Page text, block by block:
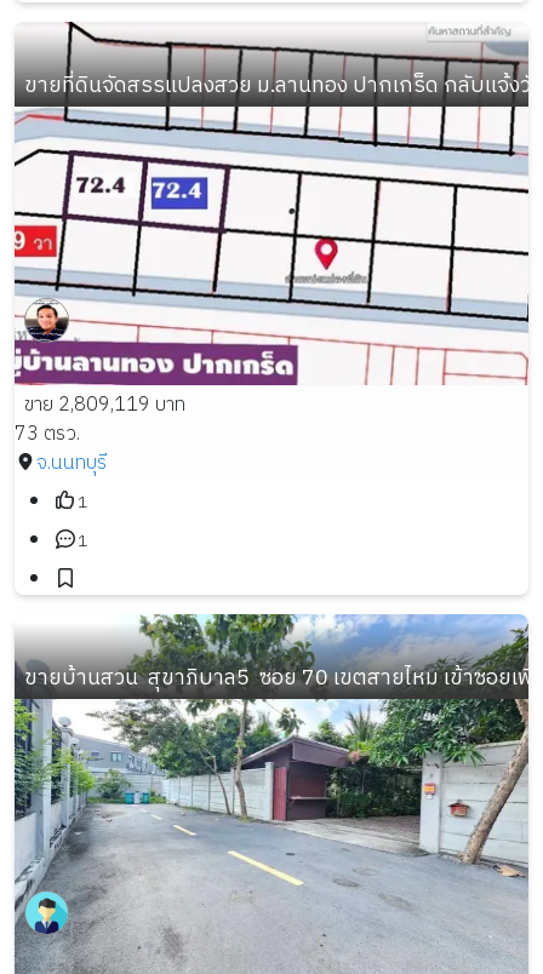
ขายที่ดินจัดสรรแปลงสวย ม.ลานทอง ปากเกร็ด กลับแจ้งวั
ขาย 2,809,119 บาท
73 ตรว.
จ.นนทบุรี
1
1
ขายบ้านสวน  สุขาภิบาล5  ซอย 70 เขตสายไหม เข้าซอยเพี